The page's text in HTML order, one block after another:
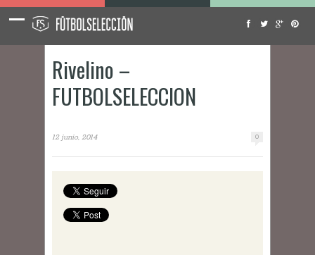
Rivelino –
FUTBOLSELECCION
12 junio, 2014 0